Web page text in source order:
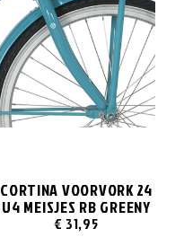
CORTINA VOORVORK 24
U4 MEISJES RB GREENY
€ 31,95